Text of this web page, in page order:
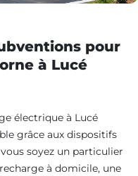
pour
à Lucé
électrique à Lucé
grâce aux dispositifs
soyez un particulier
à domicile, une